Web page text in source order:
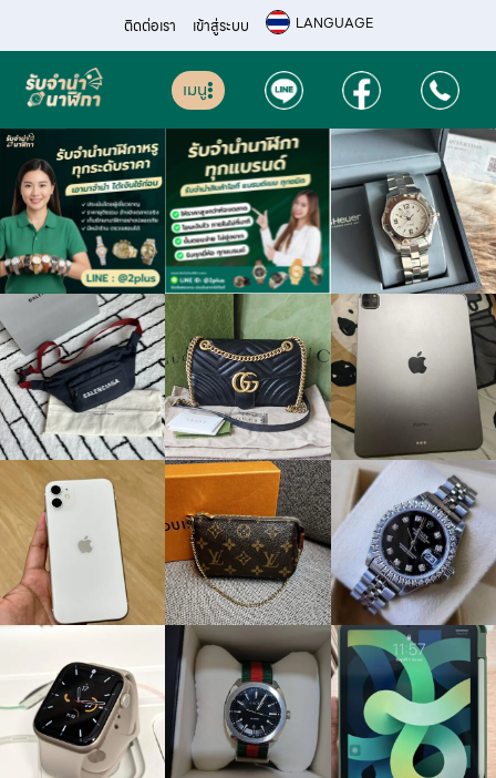
ติดต่อเรา เข้าสู่ระบบ LANGUAGE
เมนู